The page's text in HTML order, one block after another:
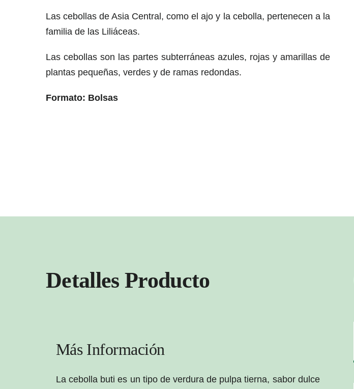
Las cebollas de Asia Central, como el ajo y la cebolla, pertenecen a la
familia de las Liliáceas.
Las cebollas son las partes subterráneas azules, rojas y amarillas de
plantas pequeñas, verdes y de ramas redondas.
Formato: Bolsas
Detalles Producto
Más Información
La cebolla buti es un tipo de verdura de pulpa tierna, sabor dulce